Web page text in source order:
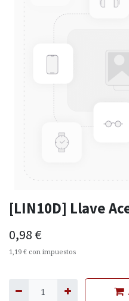
[LIN10D] Llave
0,98 €
1,19 € con impuestos